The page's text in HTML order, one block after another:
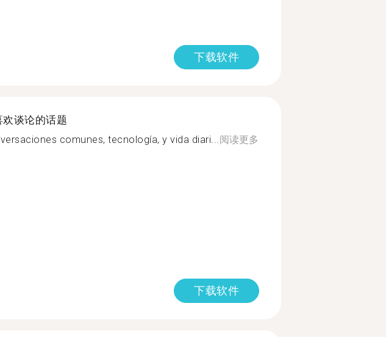
下载软件
欢谈论的话题
comunes, tecnología, y vida diari...阅读更多
下载软件